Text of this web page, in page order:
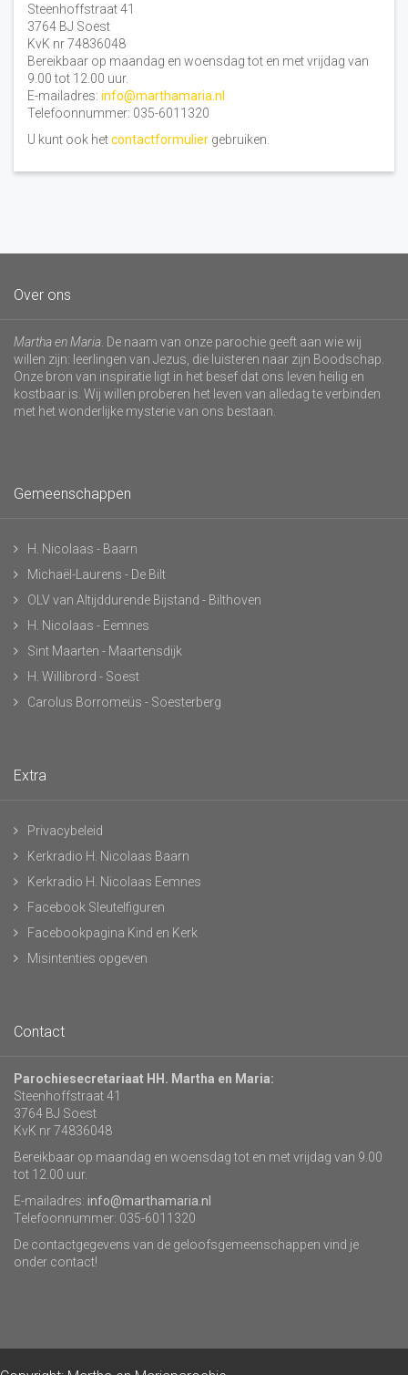
Steenhoffstraat 41
3764 BJ Soest
KvK nr 74836048
Bereikbaar op maandag en woensdag tot en met vrijdag van
9.00 tot 12.00 uur.
E-mailadres: info@marthamaria.nl
Telefoonnummer: 035-6011320
U kunt ook hetcontactformulier gebruiken.
Over ons
Martha en Maria . De naam van onze parochie geeft aan wie wij
willen zijn: leerlingen van Jezus, die luisteren naar zijn Boodschap.
Onze bron van inspiratie ligt in het besef dat ons leven heilig en
kostbaar is. Wij willen proberen het leven van alledag te verbinden
met het wonderlijke mysterie van ons bestaan.
Gemeenschappen
H. Nicolaas - Baarn
Michaël-Laurens - De Bilt
OLV van Altijddurende Bijstand - Bilthoven
H. Nicolaas - Eemnes
Sint Maarten - Maartensdijk
H. Willibrord - Soest
Carolus Borromeüs - Soesterberg
Extra
Privacybeleid
Kerkradio H. Nicolaas Baarn
Kerkradio H. Nicolaas Eemnes
Facebook Sleutelfiguren
Facebookpagina Kind en Kerk
Misintenties opgeven
Contact
Parochiesecretariaat HH. Martha en Maria:
Steenhoffstraat 41
3764 BJ Soest
KvK nr 74836048
Bereikbaar op maandag en woensdag tot en met vrijdag van 9.00
tot 12.00 uur.
E-mailadres: info@marthamaria.nl
Telefoonnummer: 035-6011320
De contactgegevens van de geloofsgemeenschappen vind je
onder contact!